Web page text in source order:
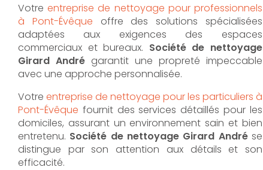
Votreentreprise de nettoyage pour professionnels
à Pont-Évêque offre des solutions spécialisées
adaptées aux exigences des espaces
commerciaux et bureaux. Société de nettoyage
Girard André garantit une propreté impeccable
avec une approche personnalisée.
Votre entreprise de nettoyage pour les particuliers à
Pont-Évêque fournit des services détaillés pour les
domiciles, assurant un environnement sain et bien
entretenu. Société de nettoyage Girard Andrése
distingue par son attention aux détails et son
efficacité.